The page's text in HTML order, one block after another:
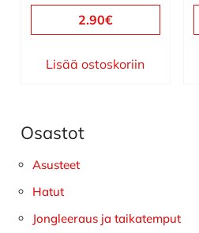
2.90€
Lisää ostoskoriin
Ensisijainen
sivupalkki
Osastot
Asusteet
Hatut
Jongleeraus ja taikatemput